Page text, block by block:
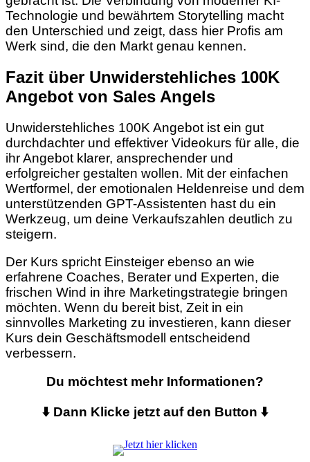
Technologie und bewährtem Storytelling macht
den Unterschied und zeigt, dass hier Profis am
Werk sind, die den Markt genau kennen.
Fazit über Unwiderstehliches 100K
Angebot von Sales Angels
Unwiderstehliches 100K Angebot ist ein gut
durchdachter und effektiver Videokurs für alle, die
ihr Angebot klarer, ansprechender und
erfolgreicher gestalten wollen. Mit der einfachen
Wertformel, der emotionalen Heldenreise und dem
unterstützenden GPT-Assistenten hast du ein
Werkzeug, um deine Verkaufszahlen deutlich zu
steigern.
Der Kurs spricht Einsteiger ebenso an wie
erfahrene Coaches, Berater und Experten, die
frischen Wind in ihre Marketingstrategie bringen
möchten. Wenn du bereit bist, Zeit in ein
sinnvolles Marketing zu investieren, kann dieser
Kurs dein Geschäftsmodell entscheidend
verbessern.
Du möchtest mehr Informationen?
⬇️ Dann Klicke jetzt auf den Button ⬇️